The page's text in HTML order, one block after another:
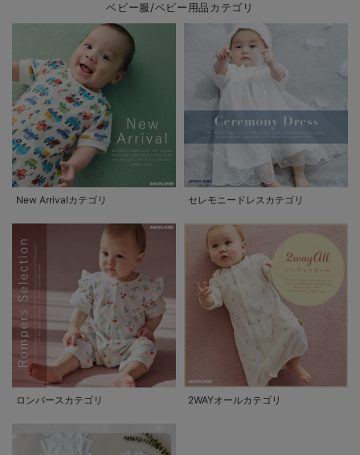
ベビー服/ベビー用品カテゴリ
New Arrivalカテゴリ セレモニードレスカテゴリ
ロンパースカテゴリ 2WAYオールカテゴリ